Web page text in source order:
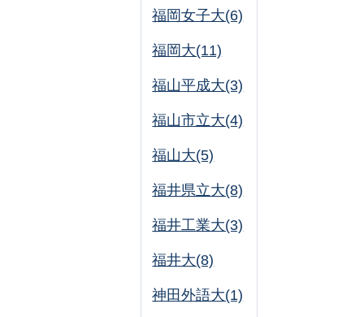
福岡女子大(6)
福岡大(11)
福山平成大(3)
福山市立大(4)
福山大(5)
福井県立大(8)
福井工業大(3)
福井大(8)
神田外語大(1)